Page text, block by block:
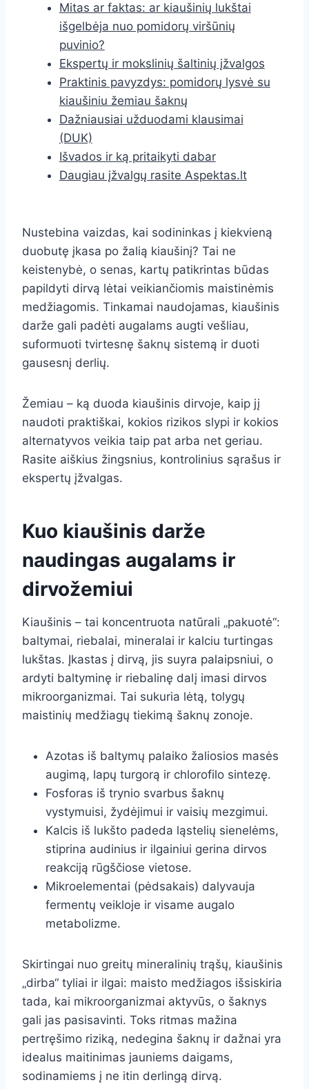
Mitas ar faktas: ar kiaušinių lukštai
išgelbėja nuo pomidorų viršūnių
puvinio?
Ekspertų ir mokslinių šaltinių įžvalgos
Praktinis pavyzdys: pomidorų lysvė su
kiaušiniu žemiau šaknų
Dažniausiai užduodami klausimai
(DUK)
Išvados ir ką pritaikyti dabar
Daugiau įžvalgų rasite Aspektas.lt
Nustebina vaizdas, kai sodininkas į kiekvieną
duobutę įkasa po žalią kiaušinį? Tai ne
keistenybė, o senas, kartų patikrintas būdas
papildyti dirvą lėtai veikiančiomis maistinėmis
medžiagomis. Tinkamai naudojamas, kiaušinis
darže gali padėti augalams augti vešliau,
suformuoti tvirtesnę šaknų sistemą ir duoti
gausesnį derlių.
Žemiau – ką duoda kiaušinis dirvoje, kaip jį
naudoti praktiškai, kokios rizikos slypi ir kokios
alternatyvos veikia taip pat arba net geriau.
Rasite aiškius žingsnius, kontrolinius sąrašus ir
ekspertų įžvalgas.
Kuo kiaušinis darže
naudingas augalams ir
dirvožemiui
Kiaušinis – tai koncentruota natūrali „pakuotė“:
baltymai, riebalai, mineralai ir kalciu turtingas
lukštas. Įkastas į dirvą, jis suyra palaipsniui, o
ardyti baltyminę ir riebalinę dalį imasi dirvos
mikroorganizmai. Tai sukuria lėtą, tolygų
maistinių medžiagų tiekimą šaknų zonoje.
Azotas iš baltymų palaiko žaliosios masės
augimą, lapų turgorą ir chlorofilo sintezę.
Fosforas iš trynio svarbus šaknų
vystymuisi, žydėjimui ir vaisių mezgimui.
Kalcis iš lukšto padeda ląstelių sienelėms,
stiprina audinius ir ilgainiui gerina dirvos
reakciją rūgščiose vietose.
Mikroelementai (pėdsakais) dalyvauja
fermentų veikloje ir visame augalo
metabolizme.
Skirtingai nuo greitų mineralinių trąšų, kiaušinis
„dirba“ tyliai ir ilgai: maisto medžiagos išsiskiria
tada, kai mikroorganizmai aktyvūs, o šaknys
gali jas pasisavinti. Toks ritmas mažina
pertręšimo riziką, nedegina šaknų ir dažnai yra
idealus maitinimas jauniems daigams,
sodinamiems į ne itin derlingą dirvą.